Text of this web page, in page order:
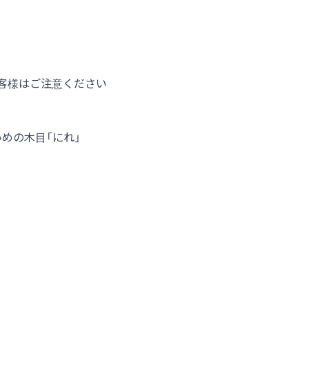
様はご注意ください
木目「にれ」